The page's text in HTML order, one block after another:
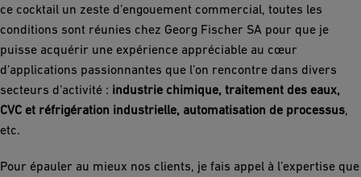
ce cocktail un zeste d’engouement commercial, toutes les
conditions sont réunies chez Georg Fischer SA pour que je
puisse acquérir une expérience appréciable au cœur
d’applications passionnantes que l’on rencontre dans divers
secteurs d’activité : industrie chimique, traitement des eaux,
CVC et réfrigération industrielle, automatisation de processus,
etc.
Pour épauler au mieux nos clients, je fais appel à l’expertise que